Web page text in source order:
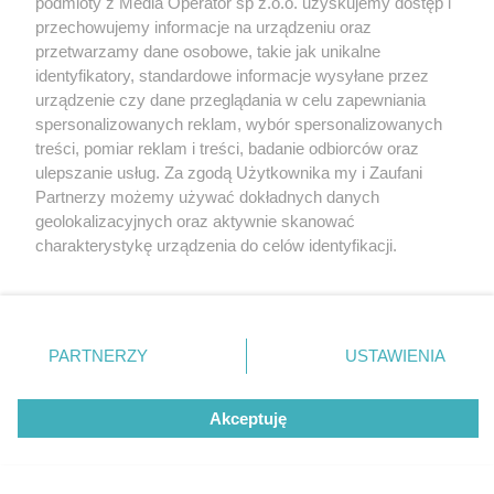
Tarnowskie Góry
Ruda Śląska
Świętochłowice
Tychy
Bytom
Katowice
Gliwice
Zabrze
Zagłębie
Newsletter
Reklama
przechowujemy informacje na urządzeniu oraz
przetwarzamy dane osobowe, takie jak unikalne
identyfikatory, standardowe informacje wysyłane przez
urządzenie czy dane przeglądania w celu zapewniania
spersonalizowanych reklam, wybór spersonalizowanych
treści, pomiar reklam i treści, badanie odbiorców oraz
ulepszanie usług. Za zgodą Użytkownika my i Zaufani
Partnerzy możemy używać dokładnych danych
geolokalizacyjnych oraz aktywnie skanować
charakterystykę urządzenia do celów identyfikacji.
zmienić/wycofać klikając przycisk ustawień prywatności
znajdujący się w lewym dolnym rogu strony
rodzaje przetwarzania danych nie wymagają zgody
użytkownika, ale masz prawo sprzeciwić się takiemu
przetwarzaniu. Preferencje będą miały zastosowania tylko
PARTNERZY USTAWIENIA
Akceptuję